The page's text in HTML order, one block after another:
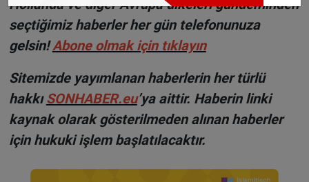
Hollanda ve diğer Avrupa ülkeleri gündeminden
seçtiğimiz haberler her gün telefonunuza
gelsin!Abone olmak için tıklayın
Sitemizde yayımlanan haberlerin her türlü
hakkı SONHABER.eu’ya aittir. Haberin linki
kaynak olarak gösterilmeden alınan haberler
için hukuki işlem başlatılacaktır.